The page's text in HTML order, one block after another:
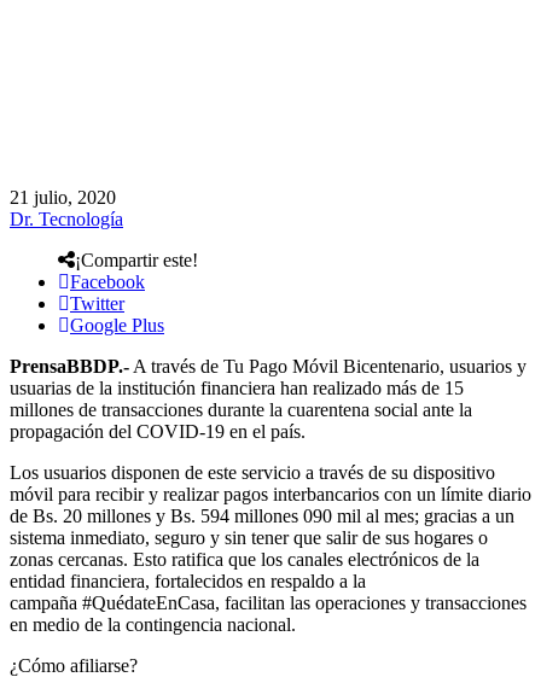
21 julio, 2020
Dr. Tecnología
¡Compartir este!
Facebook
Twitter
Google Plus
PrensaBBDP.- A través de Tu Pago Móvil Bicentenario, usuarios y
usuarias de la institución financiera han realizado más de 15
millones de transacciones durante la cuarentena social ante la
propagación del COVID-19 en el país.
Los usuarios disponen de este servicio a través de su dispositivo
móvil para recibir y realizar pagos interbancarios con un límite diario
de Bs. 20 millones y Bs. 594 millones 090 mil al mes; gracias a un
sistema inmediato, seguro y sin tener que salir de sus hogares o
zonas cercanas. Esto ratifica que los canales electrónicos de la
entidad financiera, fortalecidos en respaldo a la
campaña #QuédateEnCasa, facilitan las operaciones y transacciones
en medio de la contingencia nacional.
¿Cómo afiliarse?